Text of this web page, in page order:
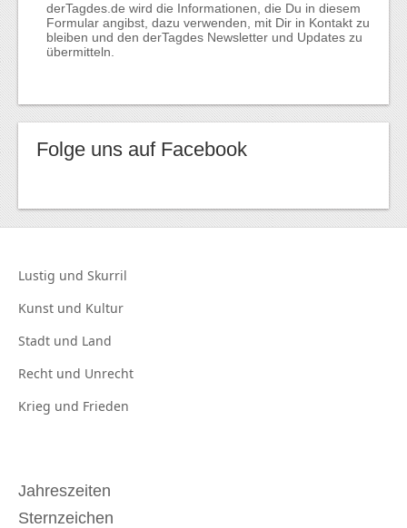
derTagdes.de wird die Informationen, die Du in diesem
Formular angibst, dazu verwenden, mit Dir in Kontakt zu
bleiben und den derTagdes Newsletter und Updates zu
übermitteln.
Folge uns auf Facebook
Lustig und Skurril
Kunst und Kultur
Stadt und Land
Recht und Unrecht
Krieg und Frieden
Jahreszeiten
Sternzeichen